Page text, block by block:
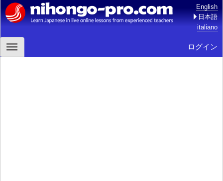
English
日本語
italiano
ログイン